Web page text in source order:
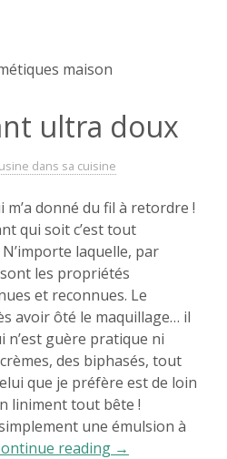
maison
ultra doux
dans sa cuisine
donné du fil à retordre !
qui soit c’est tout
laquelle, par
sont les propriétés
et reconnues. Le
avoir ôté le maquillage… il
n’est guère pratique ni
des biphasés, tout
que je préfère est de loin
liniment tout bête !
une émulsion à
reading « Démaquillant
→